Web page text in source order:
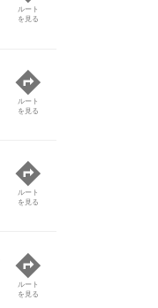
ルート
を見る
ルート
を見る
ルート
を見る
ルート
を見る